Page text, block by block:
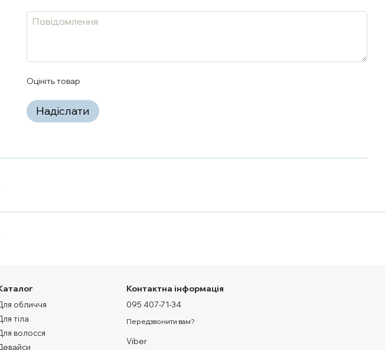
Оцініть товар
Надіслати
обличчя
тіла
волосся
Контактна інформація
095 407-71-34
Передзвонити вам?
Viber